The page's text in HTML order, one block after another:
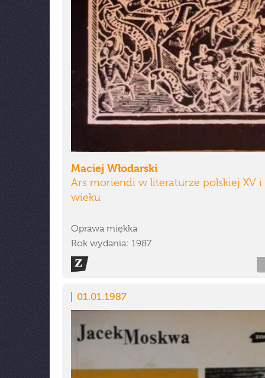
Maciej Włodarski
Ars moriendi w literaturze polskiej XV i
wieku
Oprawa miękka
Rok wydania: 1987
01.01.1987